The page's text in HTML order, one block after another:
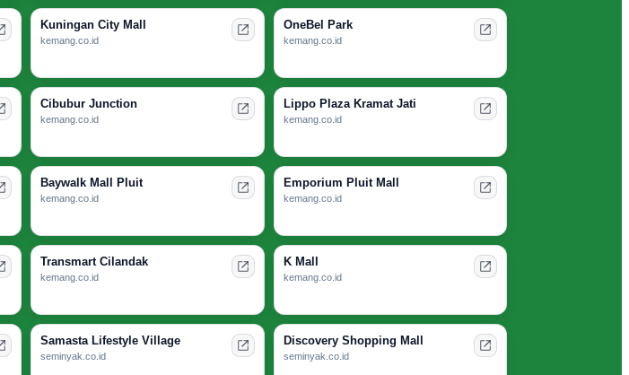
Kuningan City Mall
kemang.co.id
OneBel Park
kemang.co.id
Cibubur Junction
kemang.co.id
Lippo Plaza Kramat Jati
kemang.co.id
Baywalk Mall Pluit
kemang.co.id
Emporium Pluit Mall
kemang.co.id
Transmart Cilandak
kemang.co.id
K Mall
kemang.co.id
Samasta Lifestyle Village
seminyak.co.id
Discovery Shopping Mall
seminyak.co.id